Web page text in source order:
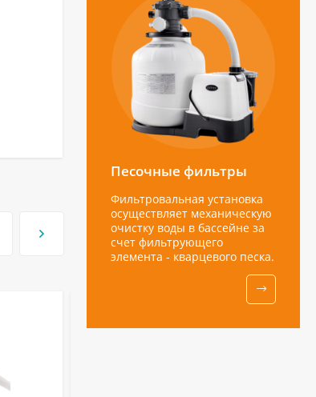
Песочные фильтры
Фильтровальная установка
осуществляет механическую
очистку воды в бассейне за
счет фильтрующего
элемента - кварцевого песка.